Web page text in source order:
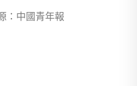
：中國青年報